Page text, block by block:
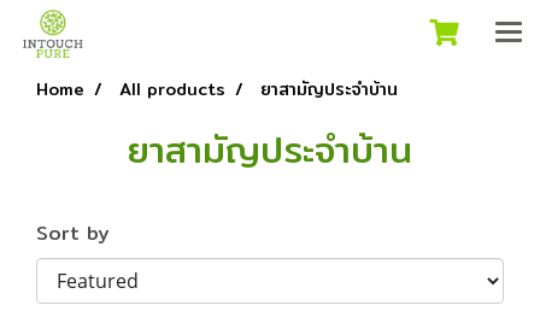
Home All products ยาสามัญประจำบ้าน
ยาสามัญประจำบ้าน
Sort by